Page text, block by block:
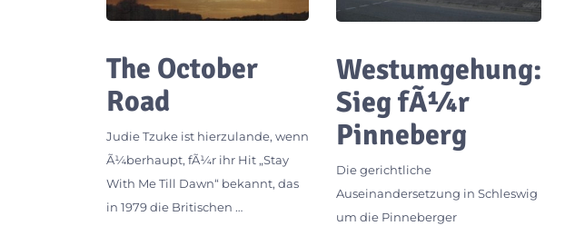
The October
Road
Judie Tzuke ist hierzulande, wenn
Ã¼berhaupt, fÃ¼r ihr Hit „Stay
With Me Till Dawn“ bekannt, das
in 1979 die Britischen …
Westumgehung:
Sieg fÃ¼r
Pinneberg
Die gerichtliche
Auseinandersetzung in Schleswig
um die Pinneberger